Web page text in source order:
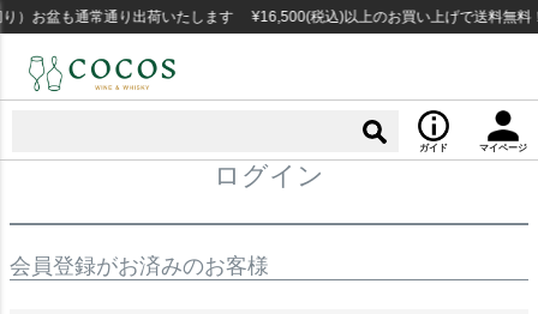
）お盆も通常通り出荷いたします ¥16,500(税込)以上のお買い上げで送料無料
ガイド マイページ
ログイン
会員登録がお済みのお客様